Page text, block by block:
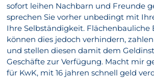
sofort leihen Nachbarn und Freunde
sprechen Sie vorher unbedingt mit
Ihre Selbständigkeit. Flächenbauliche
können dies jedoch verhindern,
und stellen diesen damit dem
Geschäfte zur Verfügung. Macht mir
für KwK, mit 16 jahren schnell geld